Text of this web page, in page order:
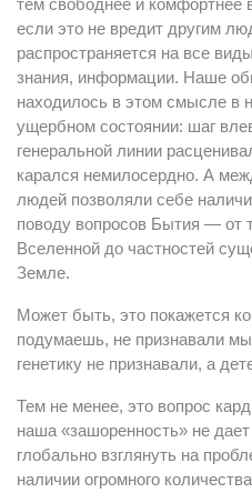
тем свободнее и комфортнее
если это не вредит другим
распространяется на все
знания, информации. Наше
находилось в этом смысле в
ущербном состоянии: шаг
генеральной линии
карался немилосердно. А
людей позволяли себе
поводу вопросов Бытия — от
Вселенной до частностей
Земле.
Может быть, это покажется
подумаешь, не признавали мы
генетику не признавали, а
Тем не менее, это вопрос
наша «зашоренность» не
глобально взглянуть на
наличии огромного